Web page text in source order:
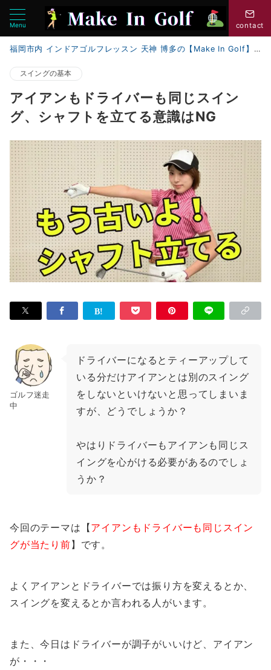
Menu contact
福岡市内 インドアゴルフレッスン 天神 博多の【Make In Golf】
スイングの基本
アイアンもドライバーも同じスイン
グ、シャフトを立てる意識はNG
ゴルフ迷走
中
ドライバーになるとティーアップして
いる分だけアイアンとは別のスイング
をしないといけないと思ってしまいま
すが、どうでしょうか？
やはりドライバーもアイアンも同じス
イングを心がける必要があるのでしょ
うか？
今回のテーマは【アイアンもドライバーも同じスイン
グが当たり前】です。
よくアイアンとドライバーでは振り方を変えるとか、
スイングを変えるとか言われる人がいます。
また、今日はドライバーが調子がいいけど、アイアン
が・・・